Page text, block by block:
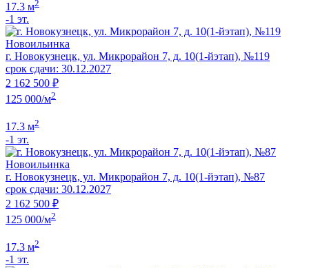
17.3 м2
-1 эт.
Новоильинка
г. Новокузнецк, ул. Микрорайон 7, д. 10(1-йэтап), №119
срок сдачи: 30.12.2027
2 162 500 ₽
125 000/м2
17.3 м2
-1 эт.
Новоильинка
г. Новокузнецк, ул. Микрорайон 7, д. 10(1-йэтап), №87
срок сдачи: 30.12.2027
2 162 500 ₽
125 000/м2
17.3 м2
-1 эт.